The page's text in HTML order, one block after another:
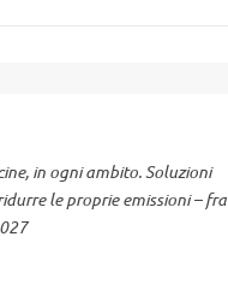
in ogni ambito. Soluzioni
le proprie emissioni – fra